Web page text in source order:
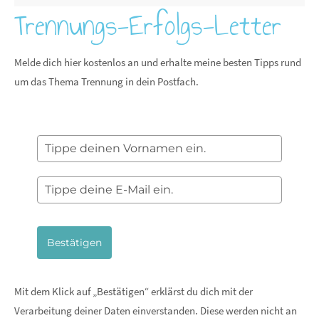
Trennungs-Erfolgs-Letter
Melde dich hier kostenlos an und erhalte meine besten Tipps rund
um das Thema Trennung in dein Postfach.
Bestätigen
Mit dem Klick auf „Bestätigen“ erklärst du dich mit der
Verarbeitung deiner Daten einverstanden. Diese werden nicht an